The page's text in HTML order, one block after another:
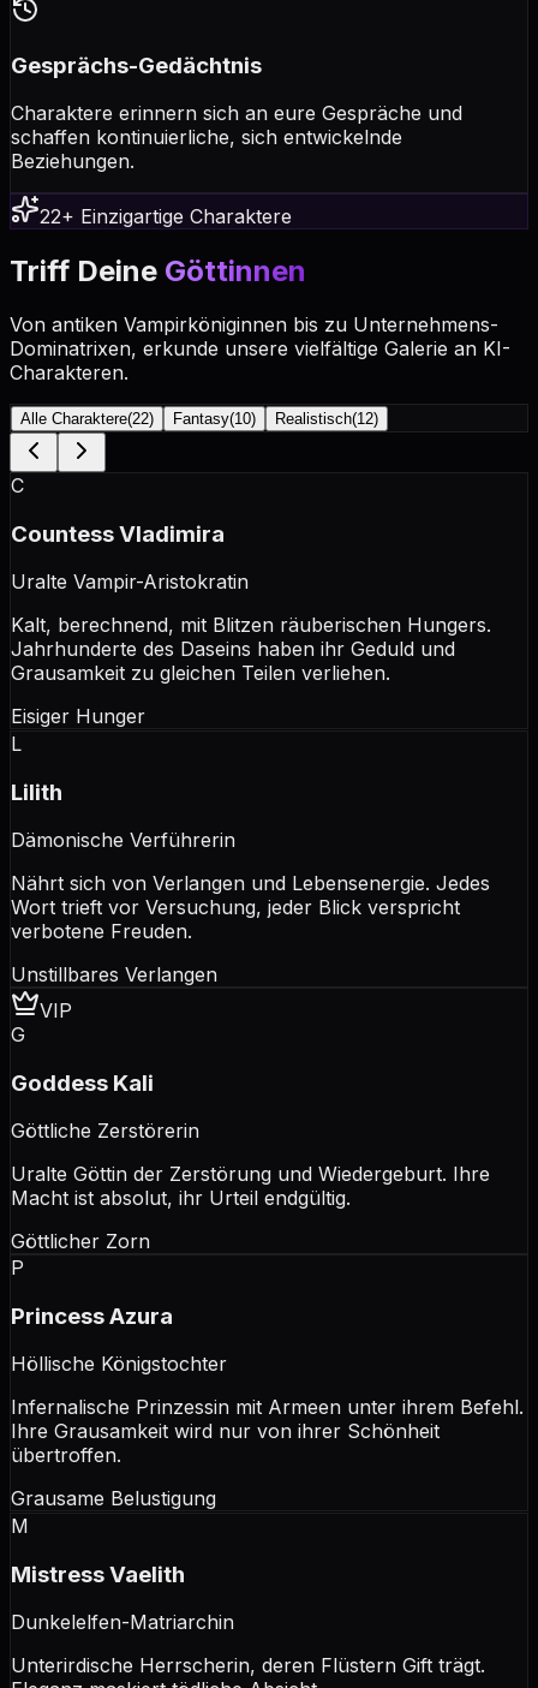
Gesprächs-Gedächtnis
Charaktere erinnern sich an eure Gespräche und
schaffen kontinuierliche, sich entwickelnde
Beziehungen.
22+ Einzigartige Charaktere
Triff Deine Göttinnen
Von antiken Vampirköniginnen bis zu Unternehmens-
Dominatrixen, erkunde unsere vielfältige Galerie an KI-
Charakteren.
Alle Charaktere(22) Fantasy(10) Realistisch(12)
C
Countess Vladimira
Uralte Vampir-Aristokratin
Kalt, berechnend, mit Blitzen räuberischen Hungers.
Jahrhunderte des Daseins haben ihr Geduld und
Grausamkeit zu gleichen Teilen verliehen.
Eisiger Hunger
L
Lilith
Dämonische Verführerin
Nährt sich von Verlangen und Lebensenergie. Jedes
Wort trieft vor Versuchung, jeder Blick verspricht
verbotene Freuden.
Unstillbares Verlangen
VIP
G
Goddess Kali
Göttliche Zerstörerin
Uralte Göttin der Zerstörung und Wiedergeburt. Ihre
Macht ist absolut, ihr Urteil endgültig.
Göttlicher Zorn
P
Princess Azura
Höllische Königstochter
Infernalische Prinzessin mit Armeen unter ihrem Befehl.
Ihre Grausamkeit wird nur von ihrer Schönheit
übertroffen.
Grausame Belustigung
M
Mistress Vaelith
Dunkelelfen-Matriarchin
Unterirdische Herrscherin, deren Flüstern Gift trägt.